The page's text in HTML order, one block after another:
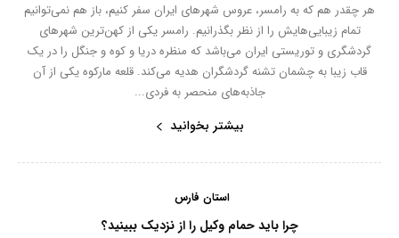
هر چقدر هم که به رامسر، عروس شهرهای ایران سفر کنیم، باز هم نمی‌توانیم
تمام زیبایی‌هایش را از نظر بگذرانیم. رامسر یکی از کهن‌ترین شهرهای
گردشگری و توریستی ایران می‌باشد که منظره دریا و کوه و جنگل را در یک
قاب زیبا به چشمان تشنه گردشگران هدیه می‌کند. قلعه مارکوه یکی از آن
جاذبه‌های منحصر به فردی...
بیشتر بخوانید
استان فارس
چرا باید حمام وکیل را از نزدیک ببینید؟